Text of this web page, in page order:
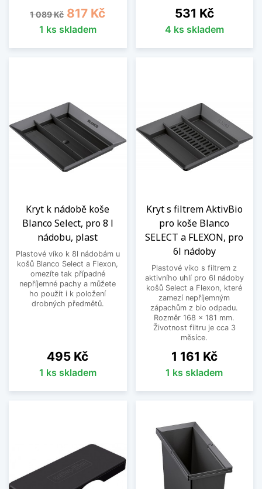
Běžná cena
1 089 Kč Cena
817 Kč
1 ks skladem
Cena
531 Kč
4 ks skladem
Kryt k nádobě koše
Blanco Select, pro 8 l
nádobu, plast
Plastové víko k 8l nádobám u
košů Blanco Select a Flexon,
omezíte tak případné
nepříjemné pachy a můžete
ho použít i k položení
drobných předmětů.
Cena
495 Kč
1 ks skladem
Kryt s filtrem AktivBio
pro koše Blanco
SELECT a FLEXON, pro
6l nádoby
Plastové víko s filtrem z
aktivního uhlí pro 6l nádoby
košů Select a Flexon, které
zamezí nepříjemným
zápachům z bio odpadu.
Rozměr 168 x 181 mm.
Životnost filtru je cca 3
měsíce.
Cena
1 161 Kč
1 ks skladem